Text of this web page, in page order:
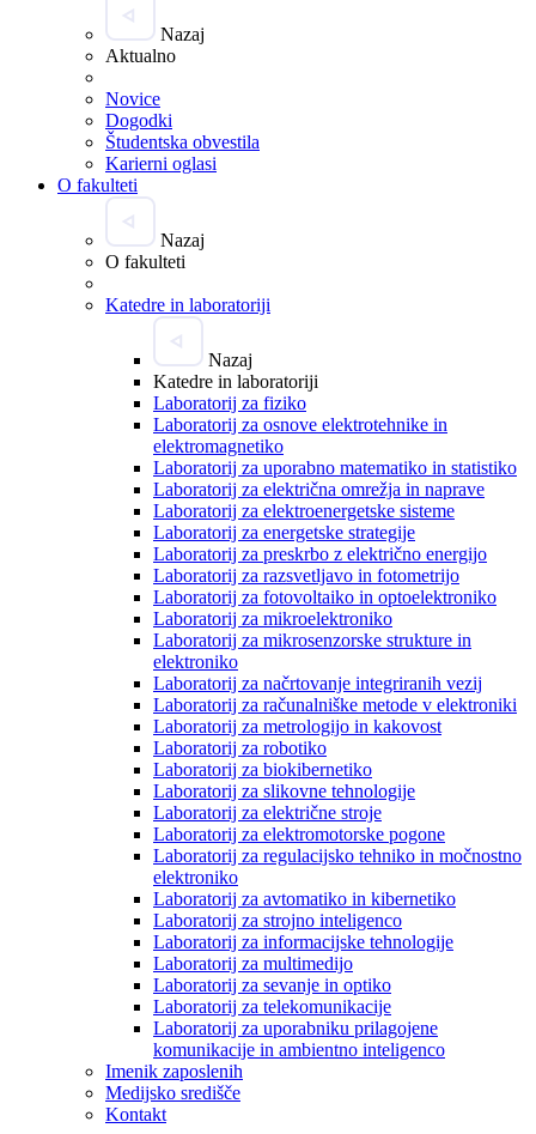
Nazaj
Aktualno
Novice
Dogodki
Študentska obvestila
Karierni oglasi
O fakulteti
Nazaj
O fakulteti
Katedre in laboratoriji
Nazaj
Katedre in laboratoriji
Laboratorij za fiziko
Laboratorij za osnove elektrotehnike in
elektromagnetiko
Laboratorij za uporabno matematiko in statistiko
Laboratorij za električna omrežja in naprave
Laboratorij za elektroenergetske sisteme
Laboratorij za energetske strategije
Laboratorij za preskrbo z električno energijo
Laboratorij za razsvetljavo in fotometrijo
Laboratorij za fotovoltaiko in optoelektroniko
Laboratorij za mikroelektroniko
Laboratorij za mikrosenzorske strukture in
elektroniko
Laboratorij za načrtovanje integriranih vezij
Laboratorij za računalniške metode v elektroniki
Laboratorij za metrologijo in kakovost
Laboratorij za robotiko
Laboratorij za biokibernetiko
Laboratorij za slikovne tehnologije
Laboratorij za električne stroje
Laboratorij za elektromotorske pogone
Laboratorij za regulacijsko tehniko in močnostno
elektroniko
Laboratorij za avtomatiko in kibernetiko
Laboratorij za strojno inteligenco
Laboratorij za informacijske tehnologije
Laboratorij za multimedijo
Laboratorij za sevanje in optiko
Laboratorij za telekomunikacije
Laboratorij za uporabniku prilagojene
komunikacije in ambientno inteligenco
Imenik zaposlenih
Medijsko središče
Kontakt